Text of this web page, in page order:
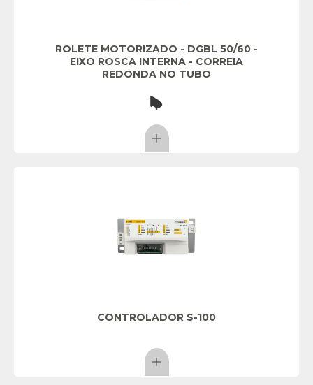
ROLETE MOTORIZADO - DGBL 50/60 -
EIXO ROSCA INTERNA - CORREIA
REDONDA NO TUBO
CONTROLADOR S-100